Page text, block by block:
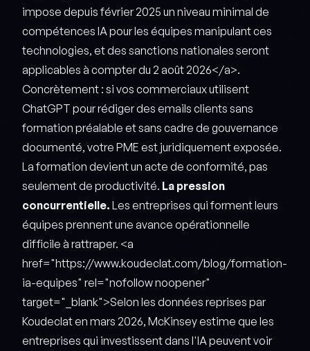
impose depuis février 2025 un niveau minimal de
compétences IA pour les équipes manipulant ces
technologies, et des sanctions nationales seront
applicables à compter du 2 août 2026</a>.
Concrètement : si vos commerciaux utilisent
ChatGPT pour rédiger des emails clients sans
formation préalable et sans cadre de gouvernance
documenté, votre PME est juridiquement exposée.
La formation devient un acte de conformité, pas
seulement de productivité. La pression
concurrentielle. Les entreprises qui forment leurs
équipes prennent une avance opérationnelle
difficile à rattraper. <a
href="https://www.koudeclat.com/blog/formation-
ia-equipes" rel="nofollow noopener"
target="_blank">Selon les données reprises par
Koudeclat en mars 2026, McKinsey estime que les
entreprises qui investissent dans l'IA peuvent voir